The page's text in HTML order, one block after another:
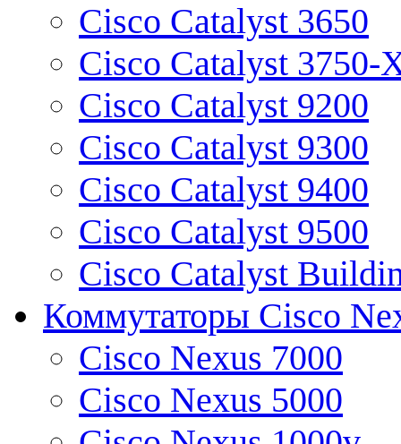
Cisco Catalyst 3650
Cisco Catalyst 3750-
Cisco Catalyst 9200
Cisco Catalyst 9300
Cisco Catalyst 9400
Cisco Catalyst 9500
Cisco Catalyst
Коммутаторы Cisco
Cisco Nexus 7000
Cisco Nexus 5000